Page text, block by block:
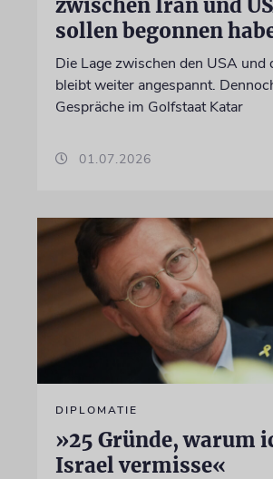
sollen begonnen
Die Lage zwischen den USA und
bleibt weiter angespannt.
Gespräche im Golfstaat Katar
01.07.2026
DIPLOMATIE
»25 Gründe, warum
Israel vermisse«